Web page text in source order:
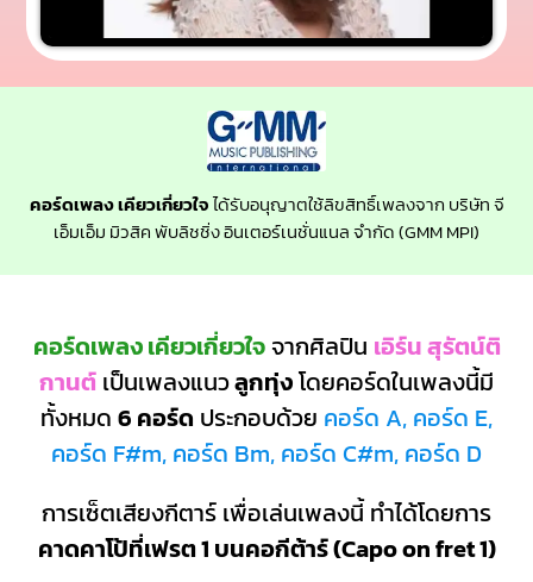
คอร์ดเพลง เคียวเกี่ยวใจได้รับอนุญาตใช้ลิขสิทธิ์เพลงจาก บริษัท จี
เอ็มเอ็ม มิวสิค พับลิชชิ่ง อินเตอร์เนชั่นแนล จำกัด (GMM MPI)
คอร์ดเพลง เคียวเกี่ยวใจจากศิลปิน เอิร์น สุรัตน์ติ
กานต์ เป็นเพลงแนวลูกทุ่งโดยคอร์ดในเพลงนี้มี
ทั้งหมด 6 คอร์ด ประกอบด้วย คอร์ด A, คอร์ด E,
คอร์ด F#m, คอร์ด Bm, คอร์ด C#m, คอร์ด D
การเซ็ตเสียงกีตาร์ เพื่อเล่นเพลงนี้ ทำได้โดยการ
คาดคาโป้ที่เฟรต 1 บนคอกีต้าร์ (Capo on fret 1)